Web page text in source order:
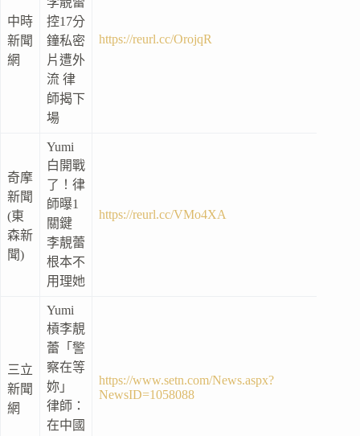
中時
新聞
網
控17分
鐘私密
片遭外
流 律
師揭下
場
https://reurl.cc/OrojqR
奇摩
新聞
(東
森新
聞)
Yumi
白開戰
了！律
師曝1
關鍵
李靚蕾
根本不
用理她
https://reurl.cc/VMo4XA
三立
新聞
網
Yumi
槓李靚
蕾「警
察在等
妳」
律師：
在中國
https://www.setn.com/News.aspx?
NewsID=1058088